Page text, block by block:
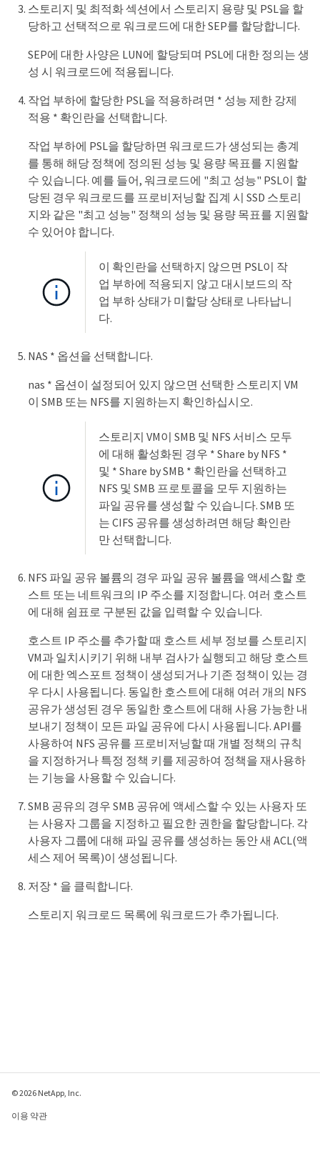
스토리지 및 최적화 섹션에서 스토리지 용량 및 PSL을 할
당하고 선택적으로 워크로드에 대한 SEP를 할당합니다.
SEP에 대한 사양은 LUN에 할당되며 PSL에 대한 정의는 생
성 시 워크로드에 적용됩니다.
작업 부하에 할당한 PSL을 적용하려면 * 성능 제한 강제
적용 * 확인란을 선택합니다.
작업 부하에 PSL을 할당하면 워크로드가 생성되는 총계
를 통해 해당 정책에 정의된 성능 및 용량 목표를 지원할
수 있습니다. 예를 들어, 워크로드에 "최고 성능" PSL이 할
당된 경우 워크로드를 프로비저닝할 집계 시 SSD 스토리
지와 같은 "최고 성능" 정책의 성능 및 용량 목표를 지원할
수 있어야 합니다.
이 확인란을 선택하지 않으면 PSL이 작
업 부하에 적용되지 않고 대시보드의 작
업 부하 상태가 미할당 상태로 나타납니
다.
NAS * 옵션을 선택합니다.
nas * 옵션이 설정되어 있지 않으면 선택한 스토리지 VM
이 SMB 또는 NFS를 지원하는지 확인하십시오.
스토리지 VM이 SMB 및 NFS 서비스 모두
에 대해 활성화된 경우 * Share by NFS *
및 * Share by SMB * 확인란을 선택하고
NFS 및 SMB 프로토콜을 모두 지원하는
파일 공유를 생성할 수 있습니다. SMB 또
는 CIFS 공유를 생성하려면 해당 확인란
만 선택합니다.
NFS 파일 공유 볼륨의 경우 파일 공유 볼륨을 액세스할 호
스트 또는 네트워크의 IP 주소를 지정합니다. 여러 호스트
에 대해 쉼표로 구분된 값을 입력할 수 있습니다.
호스트 IP 주소를 추가할 때 호스트 세부 정보를 스토리지
VM과 일치시키기 위해 내부 검사가 실행되고 해당 호스트
에 대한 엑스포트 정책이 생성되거나 기존 정책이 있는 경
우 다시 사용됩니다. 동일한 호스트에 대해 여러 개의 NFS
공유가 생성된 경우 동일한 호스트에 대해 사용 가능한 내
보내기 정책이 모든 파일 공유에 다시 사용됩니다. API를
사용하여 NFS 공유를 프로비저닝할 때 개별 정책의 규칙
을 지정하거나 특정 정책 키를 제공하여 정책을 재사용하
는 기능을 사용할 수 있습니다.
SMB 공유의 경우 SMB 공유에 액세스할 수 있는 사용자 또
는 사용자 그룹을 지정하고 필요한 권한을 할당합니다. 각
사용자 그룹에 대해 파일 공유를 생성하는 동안 새 ACL(액
세스 제어 목록)이 생성됩니다.
저장 * 을 클릭합니다.
스토리지 워크로드 목록에 워크로드가 추가됩니다.
© 2026 NetApp, Inc.
이용 약관